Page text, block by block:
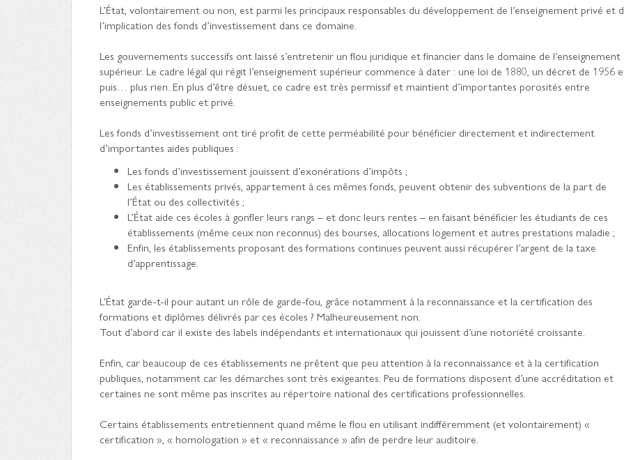
L’État, volontairement ou non, est parmi les principaux responsables du développement de l’enseignement privé et
l’implication des fonds d’investissement dans ce domaine.
Les gouvernements successifs ont laissé s’entretenir un flou juridique et financier dans le domaine de l’enseignement
supérieur. Le cadre légal qui régit l’enseignement supérieur commence à dater : une loi de 1880, un décret de 1956
puis… plus rien. En plus d’être désuet, ce cadre est très permissif et maintient d’importantes porosités entre
enseignements public et privé.
Les fonds d’investissement ont tiré profit de cette perméabilité pour bénéficier directement et indirectement
d’importantes aides publiques :
Les fonds d’investissement jouissent d’exonérations d’impôts ;
Les établissements privés, appartement à ces mêmes fonds, peuvent obtenir des subventions de la part de
l’État ou des collectivités ;
L’État aide ces écoles à gonfler leurs rangs – et donc leurs rentes – en faisant bénéficier les étudiants de ces
établissements (même ceux non reconnus) des bourses, allocations logement et autres prestations maladie ;
Enfin, les établissements proposant des formations continues peuvent aussi récupérer l’argent de la taxe
d’apprentissage.
L’État garde-t-il pour autant un rôle de garde-fou, grâce notamment à la reconnaissance et la certification des
formations et diplômes délivrés par ces écoles ? Malheureusement non.
Tout d’abord car il existe des labels indépendants et internationaux qui jouissent d’une notoriété croissante.
Enfin, car beaucoup de ces établissements ne prêtent que peu attention à la reconnaissance et à la certification
publiques, notamment car les démarches sont très exigeantes. Peu de formations disposent d’une accréditation et
certaines ne sont même pas inscrites au répertoire national des certifications professionnelles.
Certains établissements entretiennent quand même le flou en utilisant indifféremment (et volontairement) «
certification », « homologation » et « reconnaissance » afin de perdre leur auditoire.